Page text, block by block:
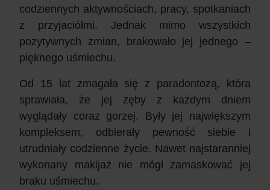
codziennych aktywnościach, pracy, spotkaniach
z przyjaciółmi. Jednak mimo wszystkich
pozytywnych zmian, brakowało jej jednego –
pięknego uśmiechu.
Od 15 lat zmagała się z paradontozą, która
sprawiała, że jej zęby z każdym dniem
wyglądały coraz gorzej. Były jej największym
kompleksem, odbierały pewność siebie i
utrudniały codzienne życie. Nawet najstaranniej
wykonany makijaż nie mógł zamaskować jej
braku uśmiechu.